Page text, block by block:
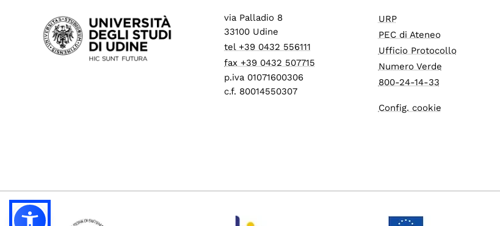
via Palladio 8
33100 Udine
tel +39 0432 556111
fax +39 0432 507715
p.iva 01071600306
c.f. 80014550307
URP
PEC di Ateneo
Ufficio Protocollo
Numero Verde
800-24-14-33
Config. cookie